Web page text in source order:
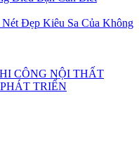
Đẹp Kiêu Sa Của Không
CÔNG NỘI THẤT
TRIỂN